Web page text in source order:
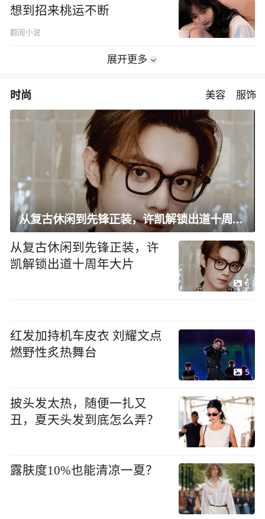
想到招来桃运不断
翻阅小说
展开更多
时尚 美容 服饰
从复古休闲到先锋正装，许凯解锁出道十周年大片
从复古休闲到先锋正装，许
凯解锁出道十周年大片
6
红发加持机车皮衣 刘耀文点
燃野性炙热舞台
5
披头发太热，随便一扎又
丑，夏天头发到底怎么弄？
露肤度10%也能清凉一夏？